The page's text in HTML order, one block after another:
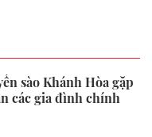
sào Khánh Hòa gặp
các gia đình chính